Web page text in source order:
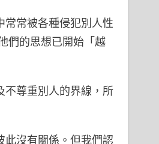
常被各種侵犯別人性
們的思想已開始「越
不尊重別人的界線，所
此沒有關係。但我們認